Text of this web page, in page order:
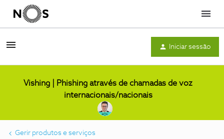
Menu
Iniciar sessão
Vishing | Phishing através de chamadas de voz
internacionais/nacionais
Gerir produtos e serviços